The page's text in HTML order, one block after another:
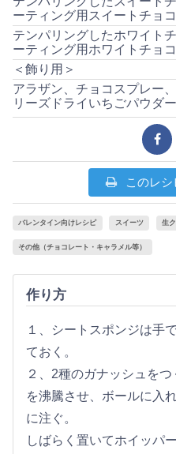
ーティング用スイートチョコ
テンパリングしたホワイト
ーティング用ホワイトチョコ
＜飾り用＞
アラザン、チョコスプレー
リーズドライいちごパウダ
このレ
バレンタイン向けレシピ スイーツ 生
その他（チョコレート・キャラメル等）
作り方
１、シートスポンジは手
ておく。
２、2種のガナッシュを
を沸騰させ、ボールに入
に注ぐ。
しばらく置いてホイッパ